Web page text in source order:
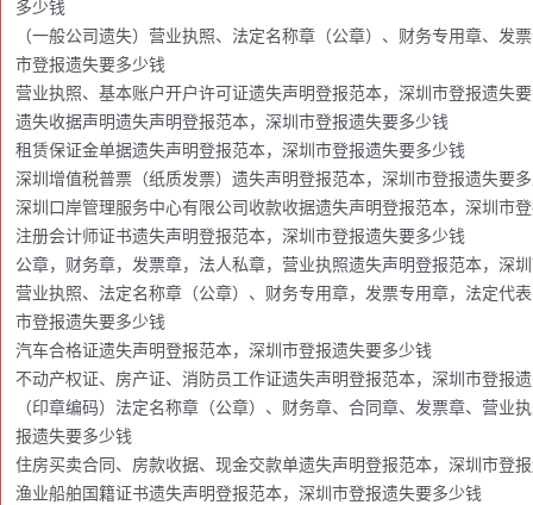
多少钱
（一般公司遗失）营业执照、法定名称章（公章）、财务专用章、发
市登报遗失要多少钱
营业执照、基本账户开户许可证遗失声明登报范本，深圳市登报遗失
遗失收据声明遗失声明登报范本，深圳市登报遗失要多少钱
租赁保证金单据遗失声明登报范本，深圳市登报遗失要多少钱
深圳增值税普票（纸质发票）遗失声明登报范本，深圳市登报遗失要
深圳口岸管理服务中心有限公司收款收据遗失声明登报范本，深圳市
注册会计师证书遗失声明登报范本，深圳市登报遗失要多少钱
公章，财务章，发票章，法人私章，营业执照遗失声明登报范本，深
营业执照、法定名称章（公章）、财务专用章，发票专用章，法定代
市登报遗失要多少钱
汽车合格证遗失声明登报范本，深圳市登报遗失要多少钱
不动产权证、房产证、消防员工作证遗失声明登报范本，深圳市登报
（印章编码）法定名称章（公章）、财务章、合同章、发票章、营业
报遗失要多少钱
住房买卖合同、房款收据、现金交款单遗失声明登报范本，深圳市登
渔业船舶国籍证书遗失声明登报范本，深圳市登报遗失要多少钱